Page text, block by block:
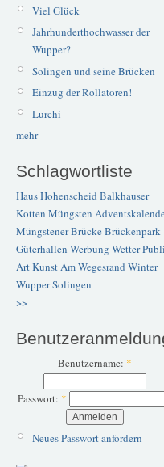
Viel Glück
Jahrhunderthochwasser der
Wupper?
Solingen und seine Brücken
Einzug der Rollatoren!
Lurchi
mehr
Schlagwortliste
Haus Hohenscheid Balkhauser
Kotten Müngsten
Müngstener BrückeBrückenpark
Güterhallen Werbung Wetter
ArtKunstAm Wegesrand Winter
WupperSolingen
>>
Benutzername: *
Passwort: *
Neues Passwort anfordern